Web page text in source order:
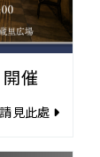
催
見此處